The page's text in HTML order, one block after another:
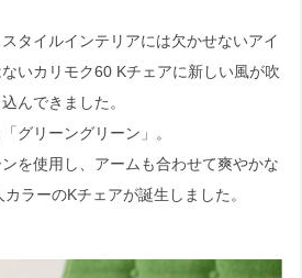
タイルインテリアには欠かせないアイ
いカリモク60 Kチェアに新しい風が吹
込んできました。
グリーングリーン」。
を使用し、アームも合わせて爽やかな
ラーのKチェアが誕生しました。